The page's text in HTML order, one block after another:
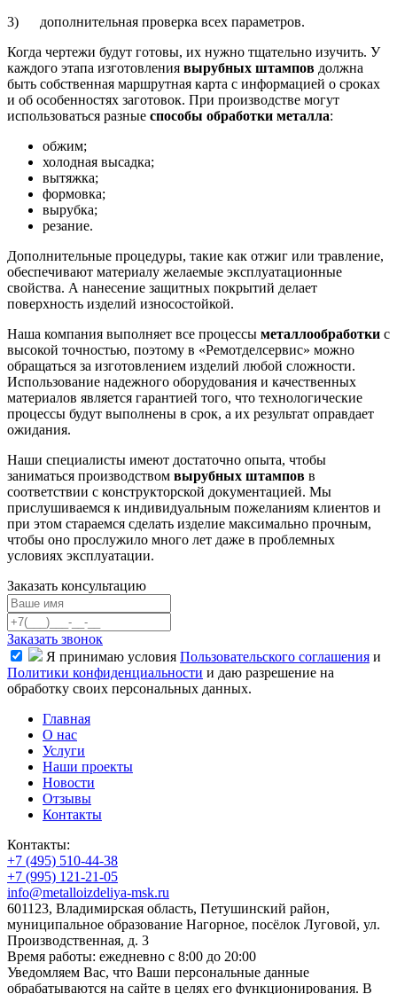
3) дополнительная проверка всех параметров.
Когда чертежи будут готовы, их нужно тщательно изучить. У
каждого этапа изготовления вырубных штампов должна
быть собственная маршрутная карта с информацией о сроках
и об особенностях заготовок. При производстве могут
использоваться разные способы обработки металла:
обжим;
холодная высадка;
вытяжка;
формовка;
вырубка;
резание.
Дополнительные процедуры, такие как отжиг или травление,
обеспечивают материалу желаемые эксплуатационные
свойства. А нанесение защитных покрытий делает
поверхность изделий износостойкой.
Наша компания выполняет все процессы металлообработки с
высокой точностью, поэтому в «Ремотделсервис» можно
обращаться за изготовлением изделий любой сложности.
Использование надежного оборудования и качественных
материалов является гарантией того, что технологические
процессы будут выполнены в срок, а их результат оправдает
ожидания.
Наши специалисты имеют достаточно опыта, чтобы
заниматься производством вырубных штампов в
соответствии с конструкторской документацией. Мы
прислушиваемся к индивидуальным пожеланиям клиентов и
при этом стараемся сделать изделие максимально прочным,
чтобы оно прослужило много лет даже в проблемных
условиях эксплуатации.
Заказать консультацию
Заказать звонок
Я принимаю условия Пользовательского соглашения и
Политики конфиденциальности и даю разрешение на
обработку своих персональных данных.
Главная
О нас
Услуги
Наши проекты
Новости
Отзывы
Контакты
Контакты:
+7 (495) 510-44-38
+7 (995) 121-21-05
info@metalloizdeliya-msk.ru
601123, Владимирская область, Петушинский район,
муниципальное образование Нагорное, посёлок Луговой, ул.
Производственная, д. 3
Время работы: ежедневно с 8:00 до 20:00
Уведомляем Вас, что Ваши персональные данные
обрабатываются на сайте в целях его функционирования. В